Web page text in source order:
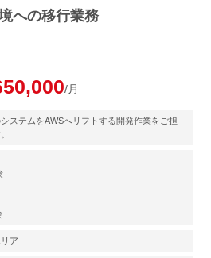
への移行業務
/月
ステムをAWSへリフトする開発作業をご担
ア